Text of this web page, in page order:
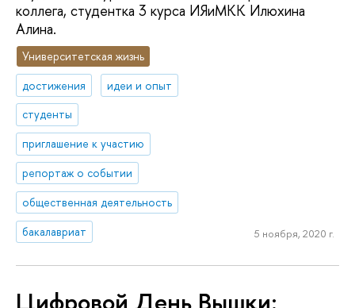
коллега, студентка 3 курса ИЯиМКК Илюхина
Алина.
Университетская жизнь
достижения
идеи и опыт
студенты
приглашение к участию
репортаж о событии
общественная деятельность
бакалавриат
5 ноября, 2020 г.